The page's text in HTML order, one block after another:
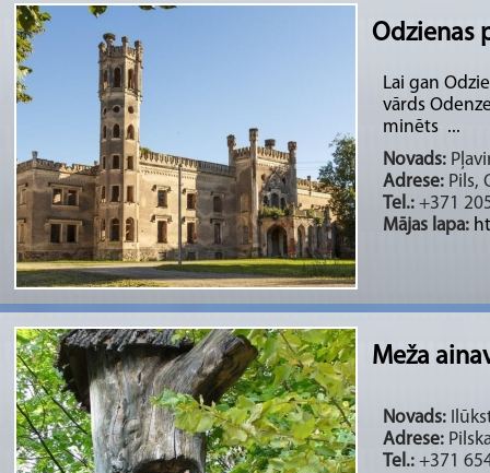
Odzienas
Lai gan
vārds
minēts ...
Novads:
Adrese: Pils,
Tel.: +371
Mājas lapa:
Meža
Novads:
Adrese:
Tel.: +371